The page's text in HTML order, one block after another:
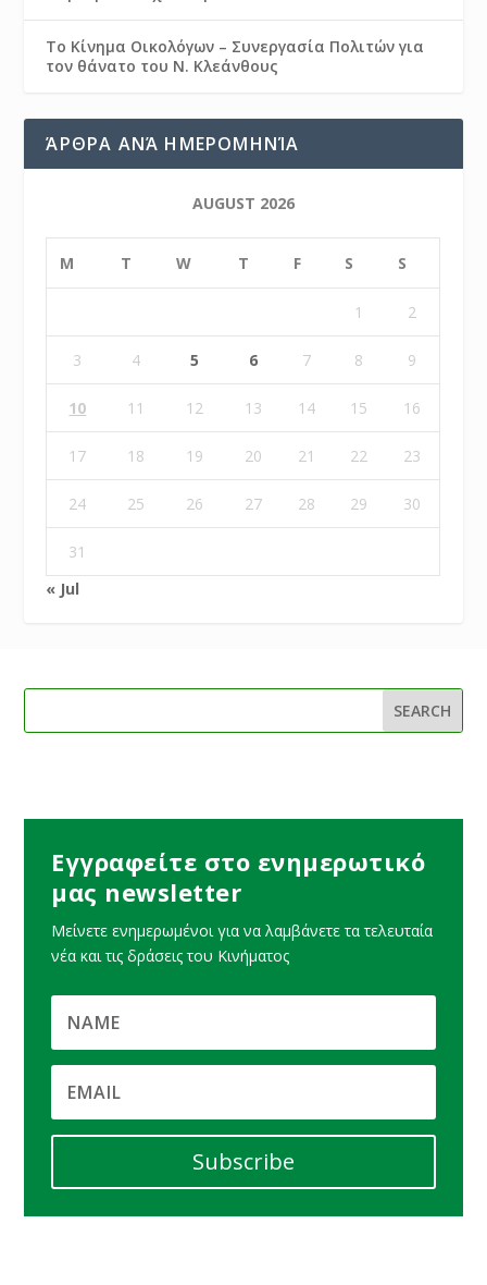
Το Κίνημα Οικολόγων – Συνεργασία Πολιτών για
τον θάνατο του Ν. Κλεάνθους
ΆΡΘΡΑ ΑΝΆ ΗΜΕΡΟΜΗΝΊΑ
AUGUST 2026
M T W T F S S
1 2
3 4 5 6 7 8 9
10 11 12 13 14 15 16
17 18 19 20 21 22 23
24 25 26 27 28 29 30
31
« Jul
Εγγραφείτε στο ενημερωτικό
μας newsletter
Μείνετε ενημερωμένοι για να λαμβάνετε τα τελευταία
νέα και τις δράσεις του Κινήματος
Subscribe